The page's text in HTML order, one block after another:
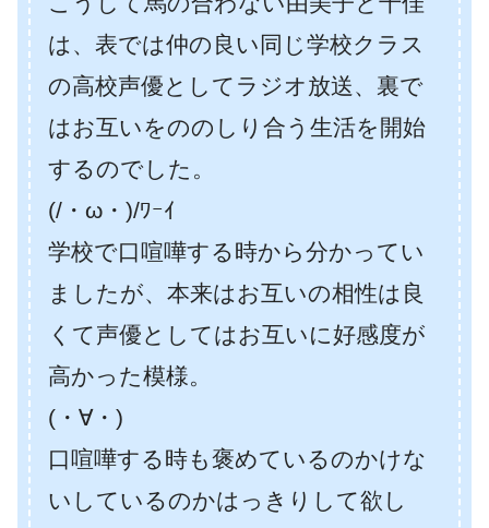
は、表では仲の良い同じ学校クラス
の高校声優としてラジオ放送、裏で
はお互いをののしり合う生活を開始
するのでした。
(/・ω・)/ﾜｰｲ
学校で口喧嘩する時から分かってい
ましたが、本来はお互いの相性は良
くて声優としてはお互いに好感度が
高かった模様。
(・∀・)
口喧嘩する時も褒めているのかけな
いしているのかはっきりして欲し